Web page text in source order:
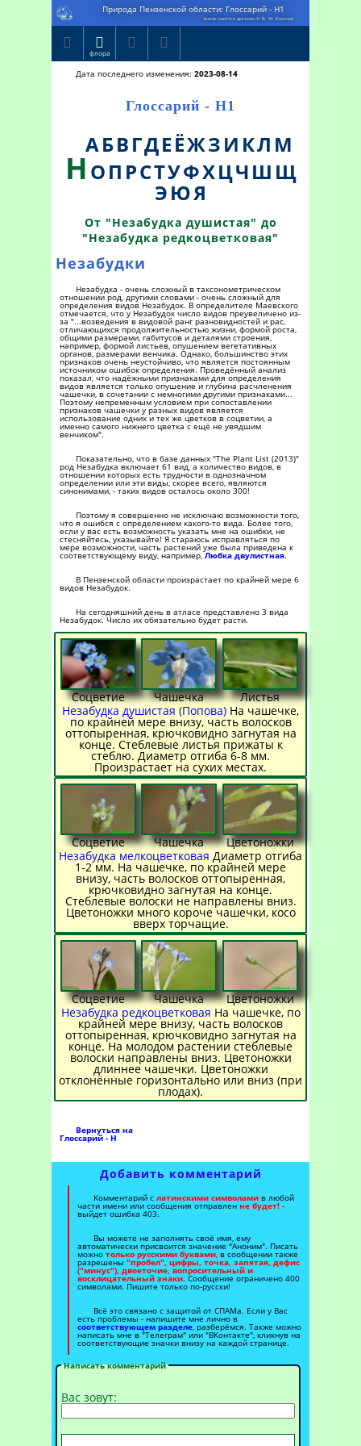
Природа Пензенской области: Глоссарий - Н1
Земля смеётся цветами © R. W. Emerson
 
флора
 
Дата последнего изменения: 2023-08-14
Глоссарий - Н1
АБВГДЕЁЖЗИ КЛ М
Н ОП РСТУФХЦЧШ Щ
ЭЮЯ
От "Незабудка душистая" до
"Незабудка редкоцветковая"
Незабудки
Незабудка - очень сложный в таксонометрическом
отношении род, другими словами - очень сложный для
определения видов Незабудок. В определителе Маевского
отмечается, что у Незабудок число видов преувеличено из-
за "...возведения в видовой ранг разновидностей и рас,
отличающихся продолжительностью жизни, формой роста,
общими размерами, габитусов и деталями строения,
например, формой листьев, опушением вегетативных
органов, размерами венчика. Однако, большинство этих
признаков очень неустойчиво, что является постоянным
источником ошибок определения. Проведённый анализ
показал, что надёжными признаками для определения
видов является только опушение и глубина расчленения
чашечки, в сочетании с немногими другими признаками...
Поэтому непременным условием при сопоставлении
признаков чашечки у разных видов является
использование одних и тех же цветков в соцветии, а
именно самого нижнего цветка с ещё не увядшим
венчиком".
Показательно, что в базе данных "The Plant List (2013)"
род Незабудка включает 61 вид, а количество видов, в
отношении которых есть трудности в однозначном
определении или эти виды, скорее всего, являются
синонимами, - таких видов осталось около 300!
Поэтому я совершенно не исключаю возможности того,
что я ошибся с определением какого-то вида. Более того,
если у вас есть возможность указать мне на ошибки, не
стесняйтесь, указывайте! Я стараюсь исправляться по
мере возможности, часть растений уже была приведена к
соответствующему виду, например,Любка двулистная.
В Пензенской области произрастает по крайней мере 6
видов Незабудок.
На сегодняшний день в атласе представлено 3 вида
Незабудок. Число их обязательно будет расти.
Соцветие Чашечка
Листья
Незабудка душистая (Попова) На чашечке,
по крайней мере внизу, часть волосков
оттопыренная, крючковидно загнутая на
конце. Стеблевые листья прижаты к
стеблю. Диаметр отгиба 6-8 мм.
Произрастает на сухих местах.
Соцветие Чашечка
Цветоножки
Незабудка мелкоцветковая Диаметр отгиба
1-2 мм. На чашечке, по крайней мере
внизу, часть волосков оттопыренная,
крючковидно загнутая на конце.
Стеблевые волоски не направлены вниз.
Цветоножки много короче чашечки, косо
вверх торчащие.
Соцветие Чашечка
Цветоножки
Незабудка редкоцветковая На чашечке, по
крайней мере внизу, часть волосков
оттопыренная, крючковидно загнутая на
конце. На молодом растении стеблевые
волоски направлены вниз. Цветоножки
длиннее чашечки. Цветоножки
отклонённые горизонтально или вниз (при
плодах).
Вернуться на
Глоссарий - Н
Добавить комментарий
Комментарий с латинскими символами в любой
части имени или сообщения отправлен не будет! -
выйдет ошибка 403.
Вы можете не заполнять своё имя, ему
автоматически присвоится значение "Аноним". Писать
можно только русскими буквами , в сообщении также
разрешены "пробел", цифры, точка, запятая, дефис
("минус"), двоеточие, вопросительный и
восклицательный знаки. Сообщение ограничено 400
символами. Пишите только по-русски!
Всё это связано с защитой от СПАМа. Если у Вас
есть проблемы - напишите мне лично в
соответствующем разделе , разберёмся. Также можно
написать мне в "Телеграм" или "ВКонтакте", кликнув на
соответствующие значки внизу на каждой странице.
Написать комментарий
Вас зовут: